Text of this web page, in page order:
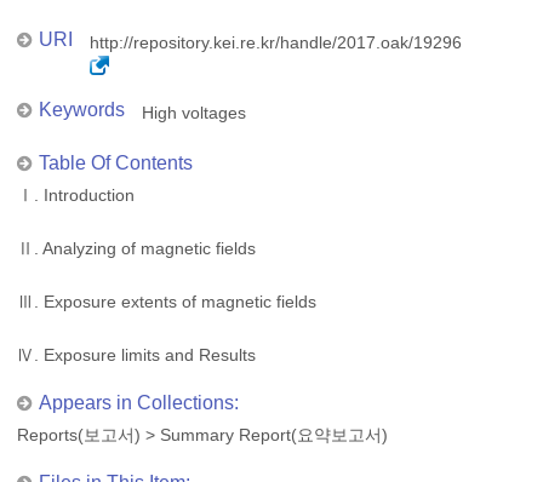
URI http://repository.kei.re.kr/handle/2017.oak/19296
Keywords High voltages
Table Of Contents
Ⅰ. Introduction
Ⅱ. Analyzing of magnetic fields
Ⅲ. Exposure extents of magnetic fields
Ⅳ. Exposure limits and Results
Appears in Collections:
Reports(보고서) > Summary Report(요약보고서)